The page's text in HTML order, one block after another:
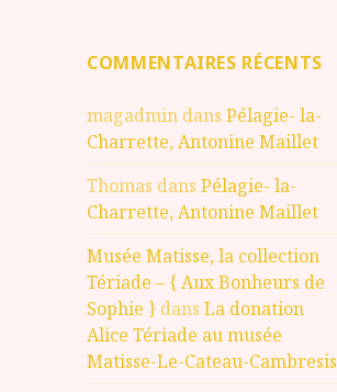
COMMENTAIRES RÉCENTS
magadmin dansPélagie- la-
Charrette, Antonine Maillet
Thomas dansPélagie- la-
Charrette, Antonine Maillet
Musée Matisse, la collection
Tériade – { Aux Bonheurs de
Sophie } dansLa donation
Alice Tériade au musée
Matisse-Le-Cateau-Cambresis